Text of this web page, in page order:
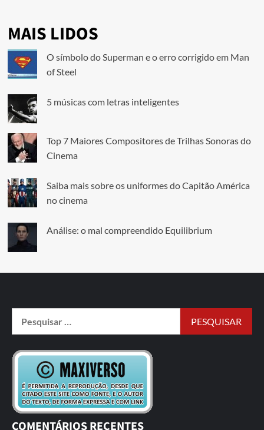
MAIS LIDOS
O símbolo do Superman e o erro corrigido em Man
of Steel
5 músicas com letras inteligentes
Top 7 Maiores Compositores de Trilhas Sonoras do
Cinema
Saiba mais sobre os uniformes do Capitão América
no cinema
Análise: o mal compreendido Equilibrium